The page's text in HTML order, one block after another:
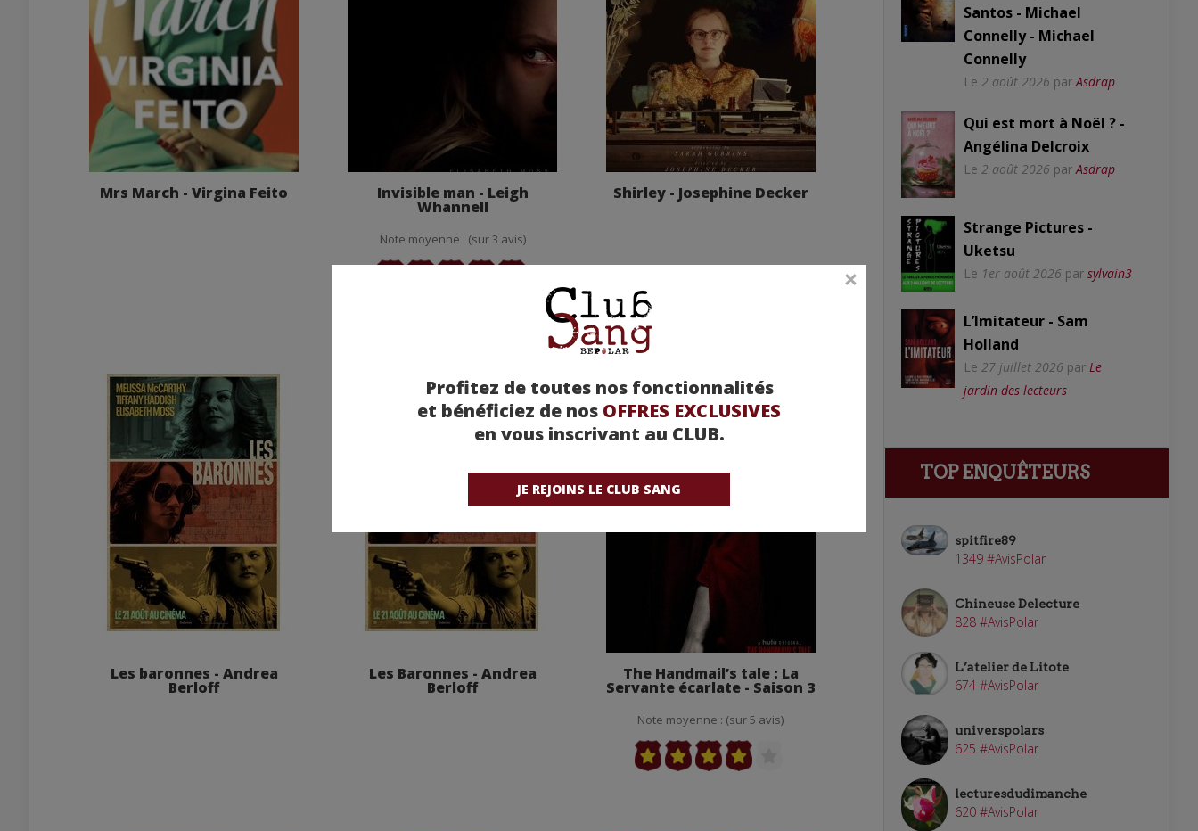
Profitez de toutes nos fonctionnalités
et bénéficiez de nos OFFRES EXCLUSIVES
en vous inscrivant au CLUB.
JE REJOINS LE CLUB SANG
Mrs March - Virgina Feito Invisible man - Leigh
Whannell
Note moyenne : (sur 3 avis)
Shirley - Josephine Decker
Les baronnes - Andrea
Berloff
Les Baronnes - Andrea
Berloff
The Handmail’s tale : La
Servante écarlate - Saison 3
Note moyenne : (sur 5 avis)
Santos - Michael
Connelly - Michael
Connelly
Le 2 août 2026 par Asdrap
Qui est mort à Noël ? -
Angélina Delcroix
Le 2 août 2026 par Asdrap
Strange Pictures -
Uketsu
Le 1er août 2026 par sylvain3
L’Imitateur - Sam
Holland
Le 27 juillet 2026 par Le
jardin des lecteurs
TOP ENQUÊTEURS
spitfire89
1349 #AvisPolar
Chineuse Delecture
828 #AvisPolar
L’atelier de Litote
674 #AvisPolar
universpolars
625 #AvisPolar
lecturesdudimanche
620 #AvisPolar